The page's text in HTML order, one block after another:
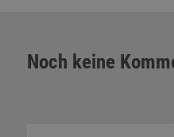
Noch keine